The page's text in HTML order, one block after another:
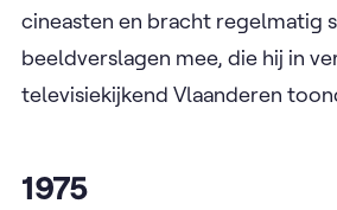
cineasten en bracht regelmatig
beeldverslagen mee, die hij in
televisiekijkend Vlaanderen
1975